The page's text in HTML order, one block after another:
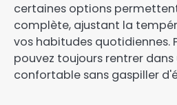
certaines options
complète, ajustant la
vos habitudes quotidiennes.
pouvez toujours rentrer
confortable sans gaspiller